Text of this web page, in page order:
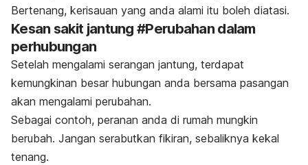
Bertenang, kerisauan yang anda alami itu boleh diatasi.
Kesan sakit jantung #Perubahan dalam
perhubungan
Setelah mengalami serangan jantung, terdapat
kemungkinan besar hubungan anda bersama pasangan
akan mengalami perubahan.
Sebagai contoh, peranan anda di rumah mungkin
berubah. Jangan serabutkan fikiran, sebaliknya kekal
tenang.